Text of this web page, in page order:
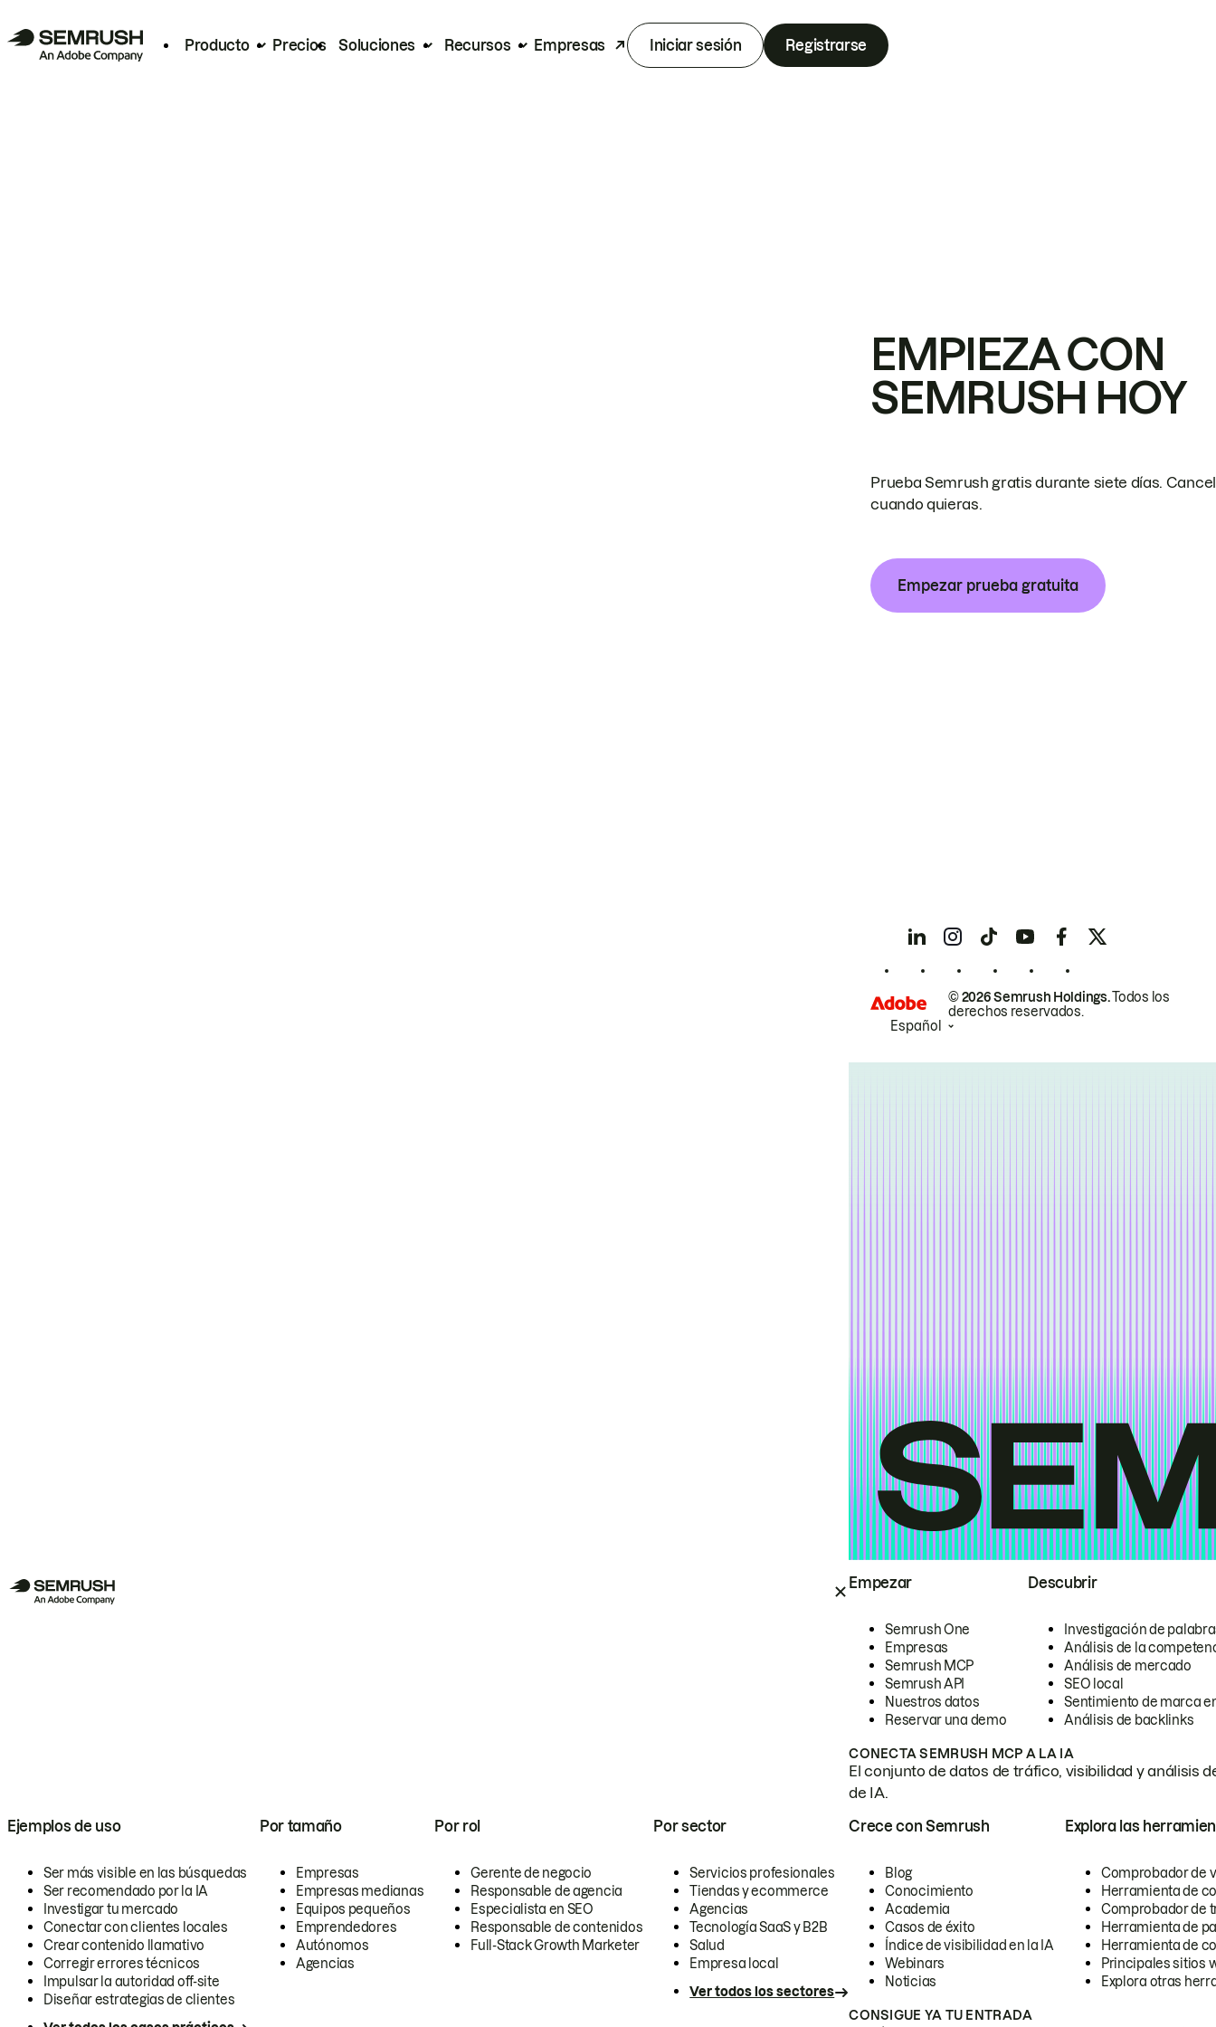
Producto Precios Soluciones Recursos Empresas Iniciar sesión Registrarse
Empezar
Semrush One
Empresas
Semrush MCP
Semrush API
Nuestros datos
Reservar una demo
Descubrir
Investigación de
Análisis de la
Análisis de mercado
SEO local
Sentimiento de marca
Análisis de backlinks
CONECTA SEMRUSH MCP A LA IA
El conjunto de datos de tráfico, visibilidad y análisis
de IA.
Ejemplos de uso
Ser más visible en las búsquedas
Ser recomendado por la IA
Investigar tu mercado
Conectar con clientes locales
Crear contenido llamativo
Corregir errores técnicos
Impulsar la autoridad off-site
Diseñar estrategias de clientes
Por tamaño
Empresas
Empresas medianas
Equipos pequeños
Emprendedores
Autónomos
Agencias
Por rol
Gerente de negocio
Responsable de agencia
Especialista en SEO
Responsable de contenidos
Full-Stack Growth Marketer
Por sector
Servicios profesionales
Tiendas y ecommerce
Agencias
Tecnología SaaS y B2B
Salud
Empresa local
Ver todos los sectores
Crece con Semrush
Blog
Conocimiento
Academia
Casos de éxito
Índice de visibilidad en la IA
Webinars
Noticias
Explora las
Comprobador de
Herramienta de
Comprobador de
Herramienta de
Herramienta de
Principales sitios
Explora otras
CONSIGUE YA TU ENTRADA
EMPIEZA CON
SEMRUSH HOY
Prueba Semrush gratis durante siete días.
cuando quieras.
Empezar prueba gratuita
© 2026 Semrush Holdings.Todos los
derechos reservados.
Español